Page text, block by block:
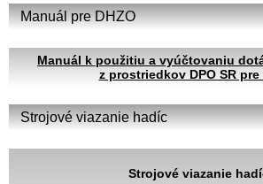
Manuál pre DHZO
Manuál k použitiu a vyúčtovaniu
z prostriedkov DPO SR pre
Strojové viazanie hadíc
Strojové viazanie